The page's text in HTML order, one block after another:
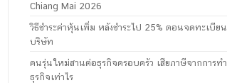
Chiang Mai 2026
วิธีชำระค่าหุ้นเพิ่ม หลังชำระไป 25% ตอนจดทะเบียน
บริษัท
คนรุ่นใหม่สานต่อธุรกิจครอบครัว เสียภาษีจากการทำ
ธุรกิจเท่าไร